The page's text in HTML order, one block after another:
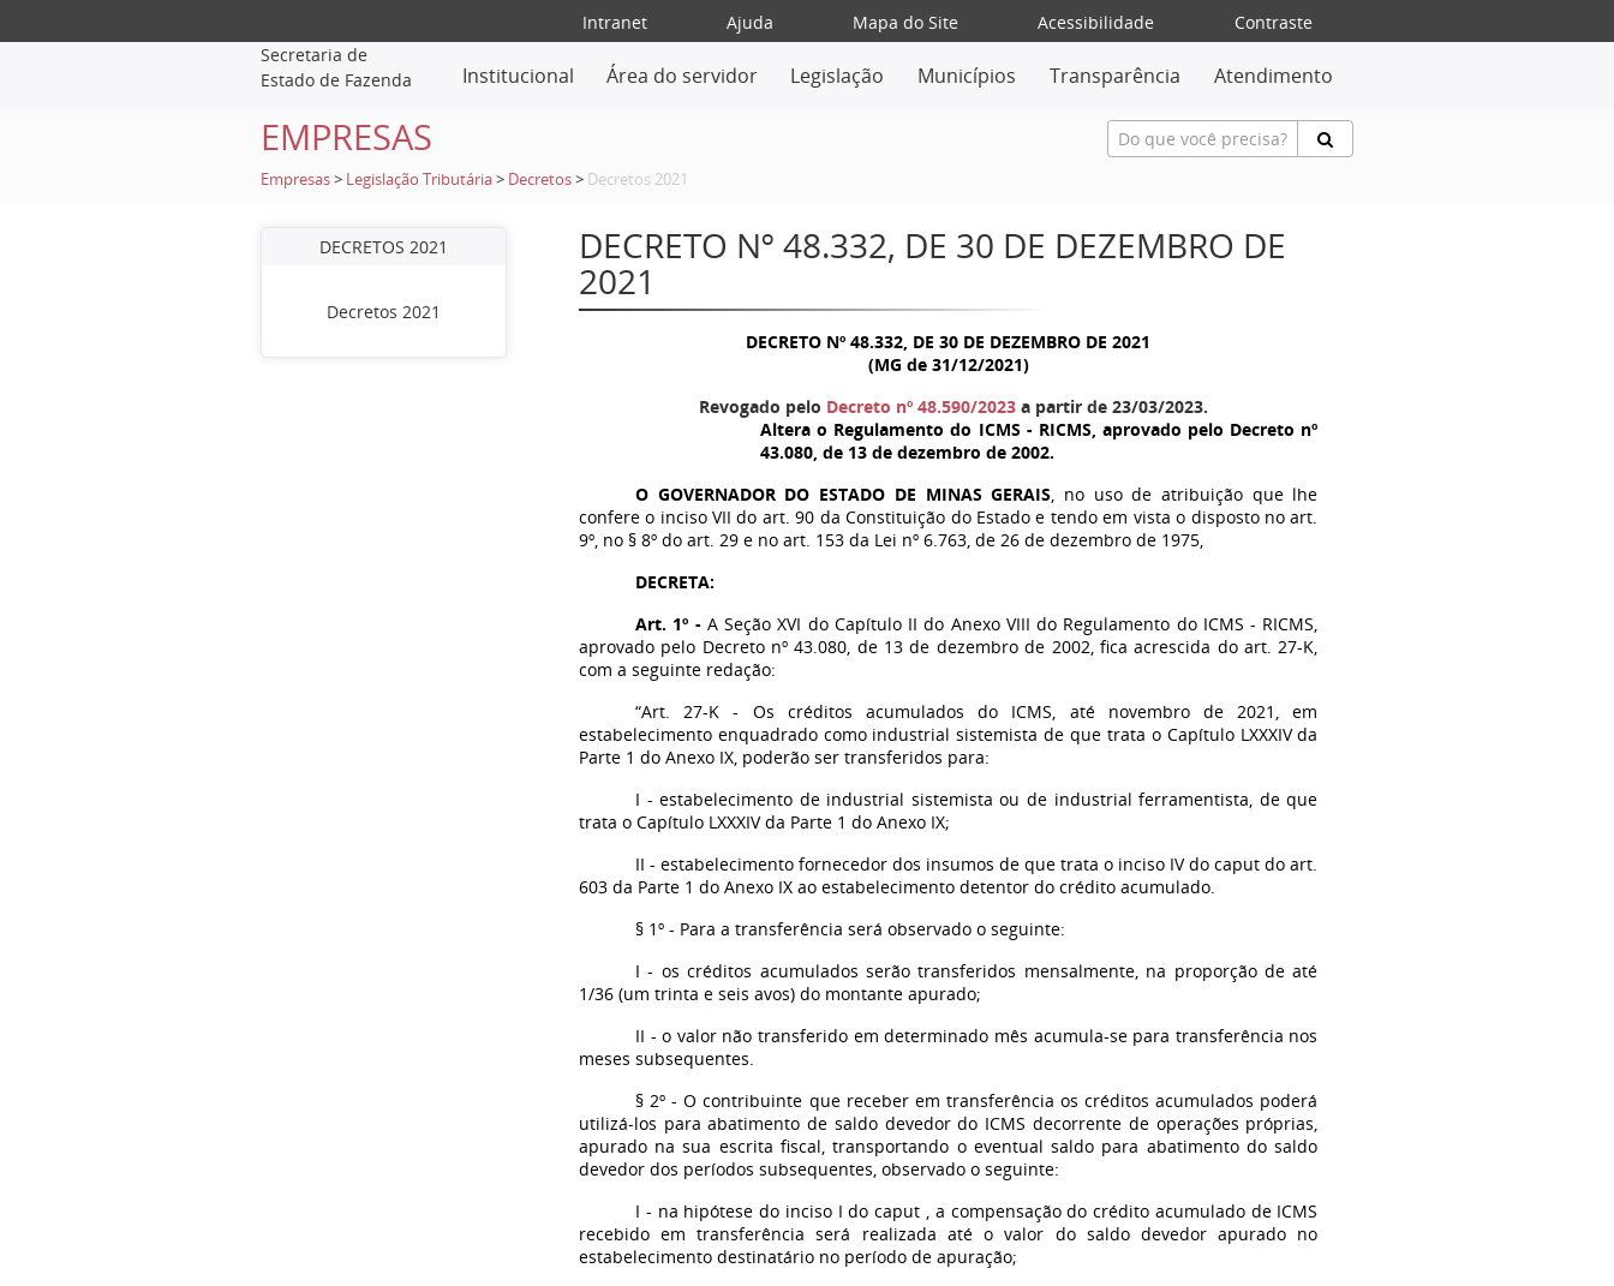
Intranet Ajuda Mapa do Site Acessibilidade
Contraste
Secretaria de
Estado de Fazenda
Institucional Área do servidor Legislação Municípios Transparência Atendimento
EMPRESAS
Empresas > Legislação Tributária > Decretos > Decretos 2021
DECRETOS 2021
Decretos 2021
DECRETO Nº 48.332, DE 30 DE DEZEMBRO DE
2021
DECRETO Nº 48.332, DE 30 DE DEZEMBRO DE 2021
(MG de 31/12/2021)
Revogado pelo Decreto nº 48.590/2023 a partir de 23/03/2023.
Altera o Regulamento do ICMS - RICMS, aprovado pelo Decreto nº
43.080, de 13 de dezembro de 2002.
O GOVERNADOR DO ESTADO DE MINAS GERAIS, no uso de atribuição que lhe
confere o inciso VII do art. 90 da Constituição do Estado e tendo em vista o disposto no art.
9º, no § 8º do art. 29 e no art. 153 da Lei nº 6.763, de 26 de dezembro de 1975,
DECRETA:
Art. 1º -A Seção XVI do Capítulo II do Anexo VIII do Regulamento do ICMS - RICMS,
aprovado pelo Decreto nº 43.080, de 13 de dezembro de 2002, fica acrescida do art. 27-K,
com a seguinte redação:
“Art. 27-K - Os créditos acumulados do ICMS, até novembro de 2021, em
estabelecimento enquadrado como industrial sistemista de que trata o Capítulo LXXXIV da
Parte 1 do Anexo IX, poderão ser transferidos para:
I - estabelecimento de industrial sistemista ou de industrial ferramentista, de que
trata o Capítulo LXXXIV da Parte 1 do Anexo IX;
II - estabelecimento fornecedor dos insumos de que trata o inciso IV do caput do art.
603 da Parte 1 do Anexo IX ao estabelecimento detentor do crédito acumulado.
§ 1º - Para a transferência será observado o seguinte:
I - os créditos acumulados serão transferidos mensalmente, na proporção de até
1/36 (um trinta e seis avos) do montante apurado;
II - o valor não transferido em determinado mês acumula-se para transferência nos
meses subsequentes.
§ 2º - O contribuinte que receber em transferência os créditos acumulados poderá
utilizá-los para abatimento de saldo devedor do ICMS decorrente de operações próprias,
apurado na sua escrita fiscal, transportando o eventual saldo para abatimento do saldo
devedor dos períodos subsequentes, observado o seguinte:
I - na hipótese do inciso I do caput , a compensação do crédito acumulado de ICMS
recebido em transferência será realizada até o valor do saldo devedor apurado no
estabelecimento destinatário no período de apuração;